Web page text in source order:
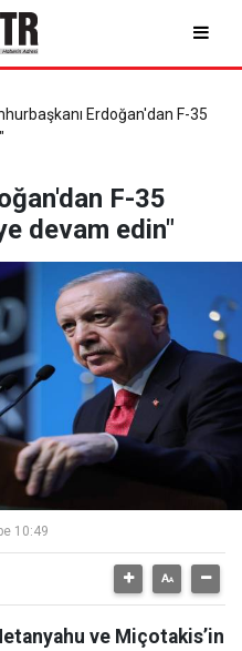
Erdoğan'dan F-35
F-35
devam edin"
10:49
ve Miçotakis’in